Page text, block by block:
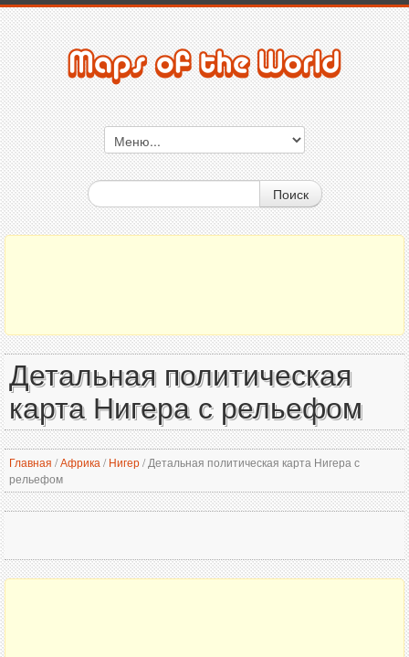
Поиск
Детальная политическая
карта Нигера с рельефом
Главная /Африка / Нигер/Детальная политическая карта Нигера с
рельефом